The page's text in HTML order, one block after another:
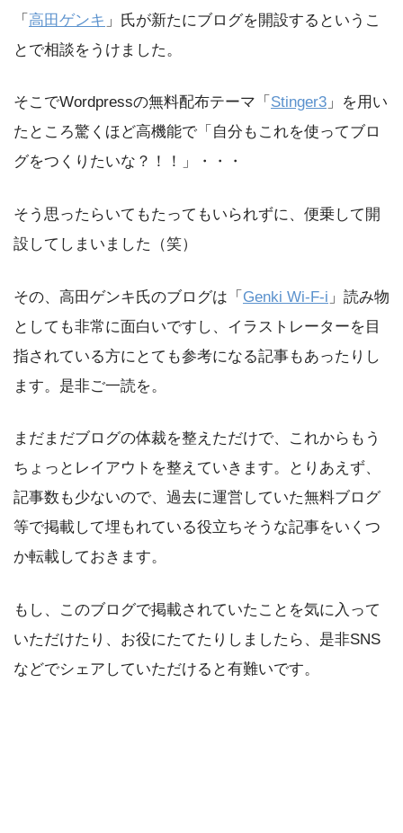
「 高田ゲンキ 」氏が新たにブログを開設するというこ
とで相談をうけました。
そこでWordpressの無料配布テーマ「 Stinger3 」を用い
たところ驚くほど高機能で「自分もこれを使ってブロ
グをつくりたいな？！！」・・・
そう思ったらいてもたってもいられずに、便乗して開
設してしまいました（笑）
その、高田ゲンキ氏のブログは「 Genki Wi-F-i 」読み物
としても非常に面白いですし、イラストレーターを目
指されている方にとても参考になる記事もあったりし
ます。是非ご一読を。
まだまだブログの体裁を整えただけで、これからもう
ちょっとレイアウトを整えていきます。とりあえず、
記事数も少ないので、過去に運営していた無料ブログ
等で掲載して埋もれている役立ちそうな記事をいくつ
か転載しておきます。
もし、このブログで掲載されていたことを気に入って
いただけたり、お役にたてたりしましたら、是非SNS
などでシェアしていただけると有難いです。